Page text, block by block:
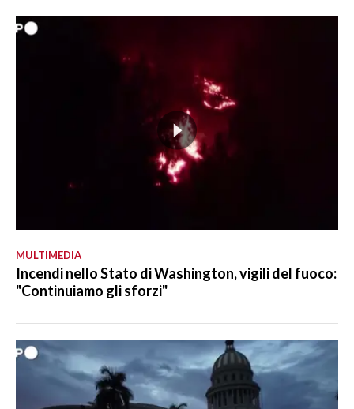
MULTIMEDIA
Incendi nello Stato di Washington, vigili del fuoco:
"Continuiamo gli sforzi"